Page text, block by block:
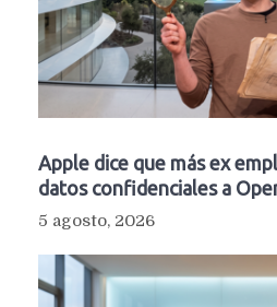
Apple dice que más ex
datos confidenciales a
5 agosto, 2026